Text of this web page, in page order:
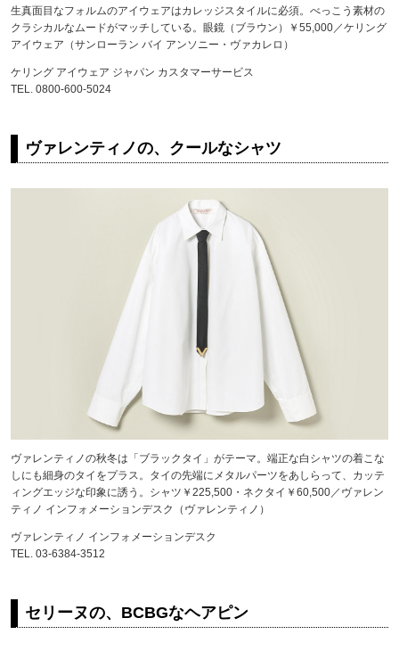
生真面目なフォルムのアイウェアはカレッジスタイルに必須。べっこう素材の
クラシカルなムードがマッチしている。眼鏡（ブラウン）￥55,000／ケリング
アイウェア（サンローラン バイ アンソニー・ヴァカレロ）
ケリング アイウェア ジャパン カスタマーサービス
TEL. 0800-600-5024
ヴァレンティノの、クールなシャツ
ヴァレンティノの秋冬は「ブラックタイ」がテーマ。端正な白シャツの着こな
しにも細身のタイをプラス。タイの先端にメタルパーツをあしらって、カッテ
ィングエッジな印象に誘う。シャツ￥225,500・ネクタイ￥60,500／ヴァレン
ティノ インフォメーションデスク（ヴァレンティノ）
ヴァレンティノ インフォメーションデスク
TEL. 03-6384-3512
セリーヌの、BCBGなヘアピン